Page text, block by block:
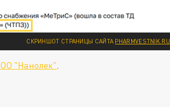
СКРИНШОТ СТРАНИЦЫ САЙТА PHARMVESTNIK.RU
"Нанолек".